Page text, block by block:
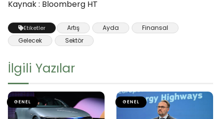
Kaynak : Bloomberg HT
Etiketler Artış Ayda
Finansal
Gelecek
Sektör
İlgili Yazılar
GENEL GENEL